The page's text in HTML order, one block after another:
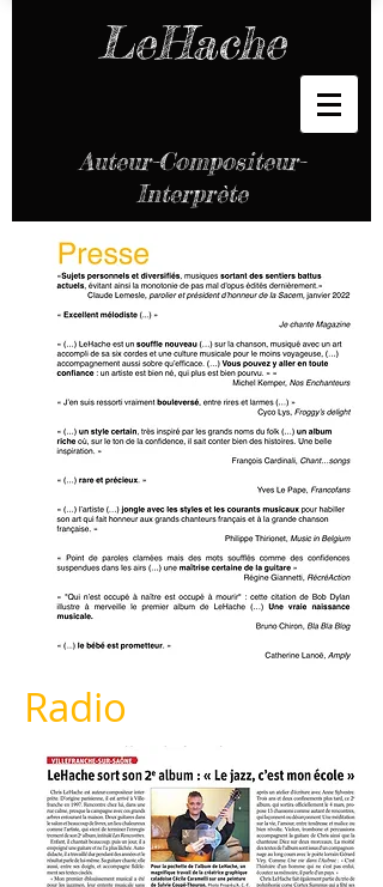
LeHache
Auteur-Compositeur-
Interprète
Radio